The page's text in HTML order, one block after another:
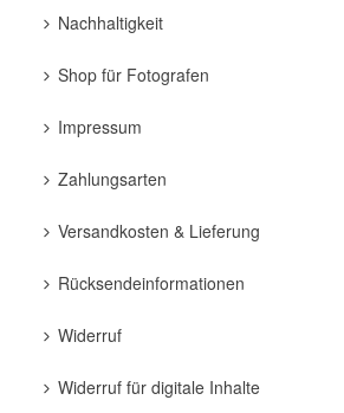
Nachhaltigkeit
Shop für Fotografen
Impressum
Zahlungsarten
Versandkosten & Lieferung
Rücksendeinformationen
Widerruf
Widerruf für digitale Inhalte